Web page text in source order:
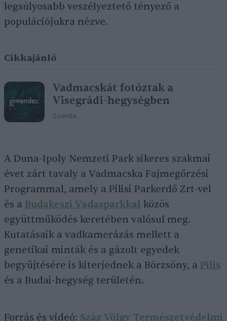
legsúlyosabb veszélyeztető tényező a
populációjukra nézve.
Cikkajánló
Vadmacskát fotóztak a
Visegrádi-hegységben
Szemle
A Duna-Ipoly Nemzeti Park sikeres szakmai
évet zárt tavaly a Vadmacska Fajmegőrzési
Programmal, amely a Pilisi Parkerdő Zrt-vel
és a Budakeszi Vadasparkkal közös
együttműködés keretében valósul meg.
Kutatásaik a vadkamerázás mellett a
genetikai minták és a gázolt egyedek
begyűjtésére is kiterjednek a Börzsöny, a Pilis
és a Budai-hegység területén.
Forrás és videó: Száz Völgy Természetvédelmi